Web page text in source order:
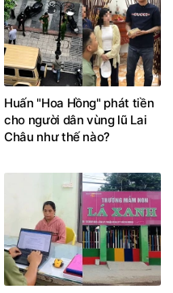
Huấn "Hoa Hồng" phát tiền
cho người dân vùng lũ Lai
Châu như thế nào?